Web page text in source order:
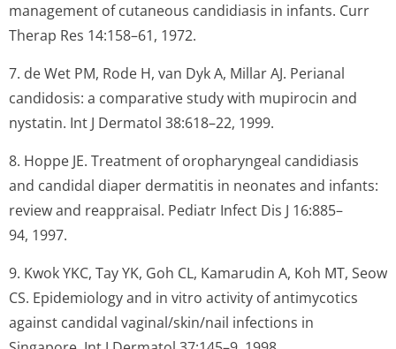
management of cutaneous candidiasis in infants. Curr
Therap Res 14:158–61, 1972.
7. de Wet PM, Rode H, van Dyk A, Millar AJ. Perianal
candidosis: a comparative study with mupirocin and
nystatin. Int J Dermatol 38:618–22, 1999.
8. Hoppe JE. Treatment of oropharyngeal candidiasis
and candidal diaper dermatitis in neonates and infants:
review and reappraisal. Pediatr Infect Dis J 16:885–
94, 1997.
9. Kwok YKC, Tay YK, Goh CL, Kamarudin A, Koh MT, Seow
CS. Epidemiology and in vitro activity of antimycotics
against candidal vaginal/skin/nail infections in